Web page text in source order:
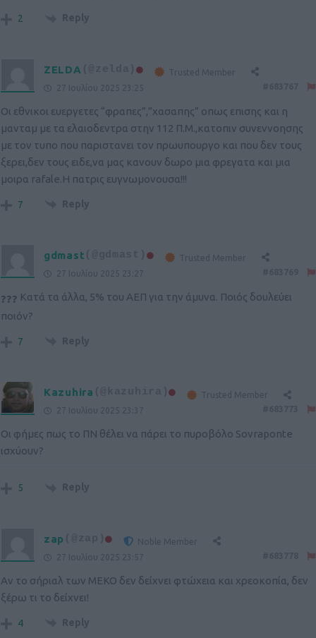
2 Reply
ZELDA (@zelda)
Trusted Member
27 Ιουλίου 2025 23:25
Οι εθνικοι ευεργετες “φραπες”,”χασαπης” οπως επισης και η
μανταμ με τα ελαιοδεντρα στην 112 Π.Μ.,κατοπιν συνεννοησης
με τον τυπο που παριστανει τον πρωυπουργο και που δεν τους
ξερει,δεν τους ειδε,να μας κανουν δωρο μια φρεγατα και μια
μοιρα rafale.Η πατρις ευγνωμονουσα!!!
7 Reply
gdmast
Trusted Member
27 Ιουλίου 2025 23:27
??? Κατά τα άλλα, 5% του ΑΕΠ για την άμυνα. Ποιός δουλεύει
ποιόν?
7 Reply
Kazuhira (@kazuhira)
Trusted Member
27 Ιουλίου 2025 23:37
Οι φήμες πως το ΠΝ θέλει να πάρει το πυροβόλο Sovraponte
ισχύουν?
5 Reply
zap (@zap)
Noble Member
27 Ιουλίου 2025 23:57
Αν το σήριαλ των ΜΕΚΟ δεν δείχνει φτώχεια και χρεοκοπία, δεν
ξέρω τι το δείχνει!
4 Reply